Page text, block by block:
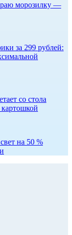
морозилку —
за 299 рублей:
со стола
на 50 %